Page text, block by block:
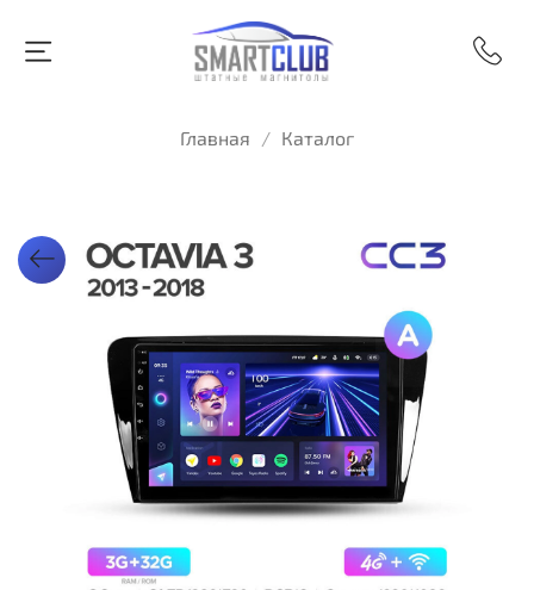
Главная Каталог